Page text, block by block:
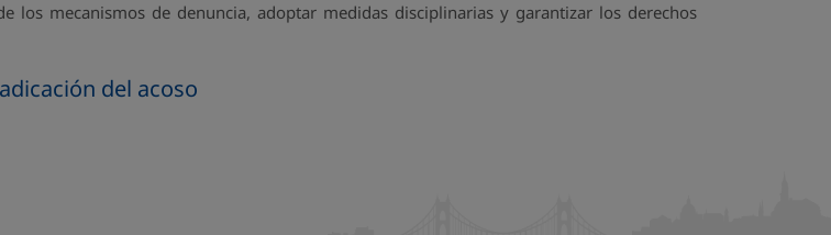
los mecanismos de denuncia, adoptar medidas disciplinarias y garantizar los derechos
del acoso